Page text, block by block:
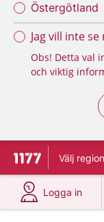
Östergötland
Jag vill inte
Obs! Detta val
och viktig
Till startsidan för
Välj region
Logga in
på 1177.se